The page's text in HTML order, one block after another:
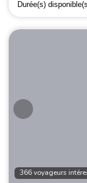
Durée(s)
366 voyageurs